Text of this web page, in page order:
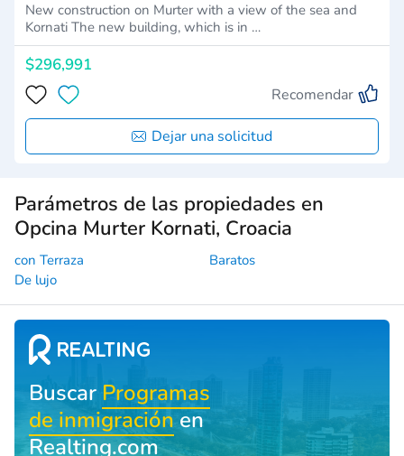
New construction on Murter with a view of the sea and
Kornati The new building, which is in …
$296,991
Recomendar
Dejar una solicitud
Parámetros de las propiedades en
Opcina Murter Kornati, Croacia
con Terraza
Baratos
De lujo
Buscar Programas
de inmigraciónen
Realting.com